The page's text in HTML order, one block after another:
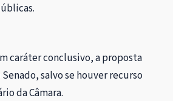
caráter conclusivo, a proposta
salvo se houver recurso
da Câmara.